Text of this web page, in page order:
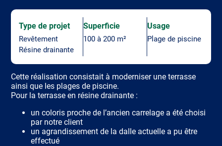
Type de projet
Revêtement
Résine drainante
Superficie
100 à 200 m²
Usage
Plage de piscine
Cette réalisation consistait à moderniser une terrasse
ainsi que les plages de piscine.
Pour la terrasse en résine drainante :
un coloris proche de l’ancien carrelage a été choisi
par notre client
un agrandissement de la dalle actuelle a pu être
effectué